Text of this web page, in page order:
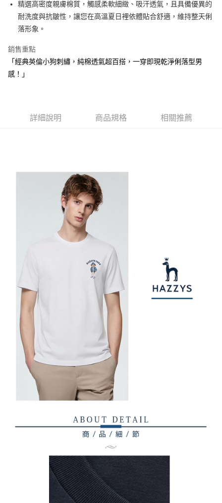
【繳款方式說明】
1.分期款項不併入電信帳單，「大哥付你分期」於每月結算日後寄送繳費提
醒簡訊。
2.透過簡訊連結打開帳單後，可選擇「超商條碼／台灣大直營門市／銀行轉
【注意事項】
1.本服務係由「台灣大哥大股份有限公司」（以下簡稱本公司）所提供，讓
用戶於交易時，得透過本服務購買商品或服務，並由商店將買賣／分期付款
由本公司與您本人進行分期帳單所需資料之確認、核對及更正。
3.完整用戶服務條款，請詳閱以下連結：https://oppay.tw/userRule
３．安心：先確認商品／服務後，再付款。
【「AFTEE先享後付」結帳流程】
１．於結帳方式選擇「AFTEE先享後付」後，將跳轉至「AFTEE先享後付」
２．訂單成立數日內，您將收到繳費通知簡訊。
ATM／網路銀行／等多元方式進行付款，方視為交易完成。
※ 請注意：結帳手續完成當下不需立刻繳費，但若您需要取消訂單，請聯絡
客戶支援中心」 https://netprotections.freshdesk.com/support/home
２．關於個人資料處理事宜，請瀏覽以下網址：
https://aftee.tw/terms/#terms3
３．未成年的使用者請事先徵得法定代理人或監護人之同意方可使用
「AFTEE先享後付」，若未經同意申辦者引起之損失，本公司不負相關責
４．使用「AFTEE先享後付」時，將依據個別帳號之用戶狀況，依本公司即
時審查核予不同之上限額度；若仍有額度不足之情形，本公司將視審查結果
請求用戶進行身份認證。
５．嚴禁一人註冊多個帳號或使用他人資訊註冊。若發現惡意使用之情形，
恩沛科技股份有限公司將有權停止該用戶之使用額度並採取法律行動。
全家取貨付款
免運費
免運費
精選高密度親膚棉質，觸感柔軟細緻、吸汗透氣，且具備優異的
耐洗度與抗皺性，讓您在高溫夏日裡依體貼合舒適，維持整天俐
落形象。
銷售重點
「經典英倫小狗刺繡，純棉透氣超百搭，一穿即現乾淨俐落型男
感！」
詳細說明 商品規格 相關推薦